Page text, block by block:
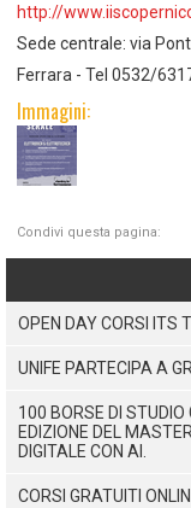
http://
Sede centrale: via
Ferrara - Tel 0532/
Immagini:
Condivi questa pagina:
OPEN DAY CORSI ITS
UNIFE PARTECIPA A
100 BORSE DI STUDIO
EDIZIONE DEL
DIGITALE CON AI.
CORSI GRATUITI